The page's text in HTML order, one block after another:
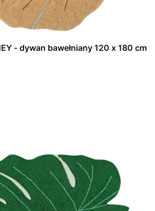
- dywan bawełniany 120 x 180 cm